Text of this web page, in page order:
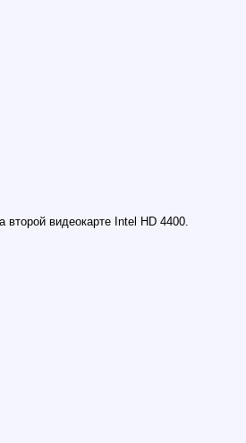
второй видеокарте Intel HD 4400.